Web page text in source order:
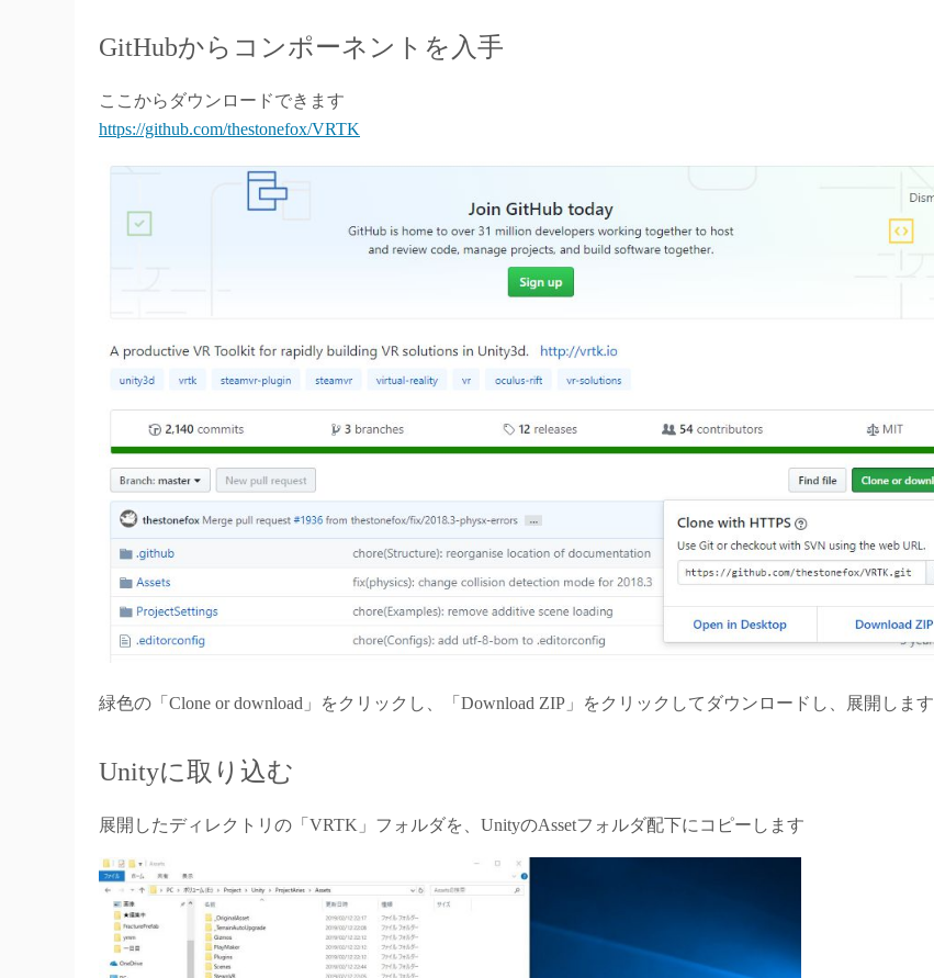
GitHubからコンポーネントを入手
ここからダウンロードできます
https://github.com/thestonefox/VRTK
緑色の「Clone or download」をクリックし、「Download ZIP」をクリックしてダウンロードし、展開します
Unityに取り込む
展開したディレクトリの「VRTK」フォルダを、UnityのAssetフォルダ配下にコピーします